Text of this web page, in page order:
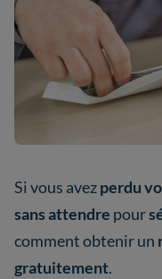
Si vous avezperdu
sans attendre pour
comment obtenir un
gratuitement.